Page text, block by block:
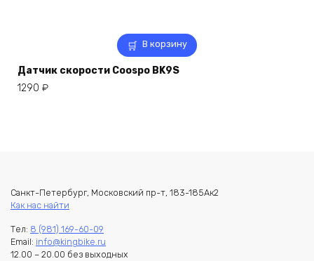
В корзину
Датчик скорости Coospo BK9S
1290 ₽
Санкт-Петербург, Московский пр-т, 183-185Ак2
Как нас найти
Тел: 8 (981) 169-60-09
Email: info@kingbike.ru
12.00 – 20.00 без выходных